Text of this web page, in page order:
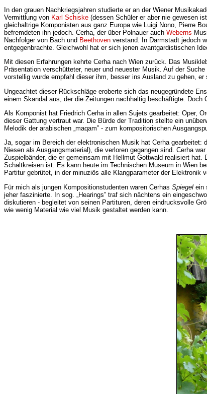
In den grauen Nachkriegsjahren studierte er an der Wiener
Vermittlung von Karl Schiske (dessen Schüler er aber nie gewesen
gleichaltrige Komponisten aus ganz Europa wie Luigi Nono, Pierre
befremdeten ihn jedoch. Cerha, der über Polnauer auch Weberns
Nachfolger von Bach und Beethoven verstand. In Darmstadt jedoch
entgegenbrachte. Gleichwohl hat er sich jenen avantgardistischen
Mit diesen Erfahrungen kehrte Cerha nach Wien zurück. Das
Präsentation verschütteter, neuer und neuester Musik. Auf der
vorstellig wurde empfahl dieser ihm, besser ins Ausland zu gehen,
Ungeachtet dieser Rückschläge eroberte sich das neugegründete
einem Skandal aus, der die Zeitungen nachhaltig beschäftigte.
Als Komponist hat Friedrich Cerha in allen Sujets gearbeitet: Oper,
dieser Gattung vertraut war. Die Bürde der Tradition stellte ein
Melodik der arabischen „maqam” - zum kompositorischen
Ja, sogar im Bereich der elektronischen Musik hat Cerha gearbeitet:
Niesen als Ausgangsmaterial), die verloren gegangen sind. Cerha
Zuspielbänder, die er gemeinsam mit Hellmut Gottwald realisiert
Schaltkreisen ist. Es kann heute im Technischen Museum in Wien
Partitur gebrütet, in der minuziös alle Klangparameter der
Für mich als jungen Kompositionstudenten waren Cerhas Spiegel ein
jeher faszinierte. In sog. „Hearings” traf sich nächtens ein
diskutieren - begleitet von seinen Partituren, deren eindrucksvolle
wie wenig Material wie viel Musik gestaltet werden kann.